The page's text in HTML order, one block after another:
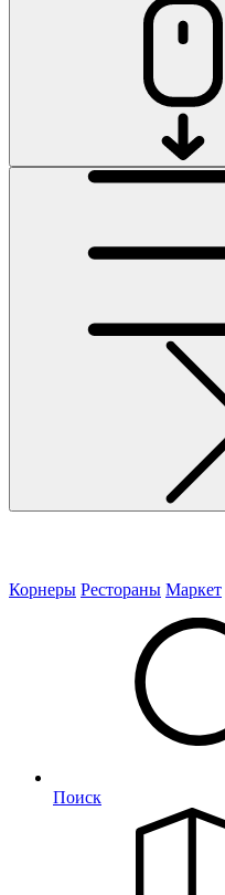
Корнеры Рестораны Маркет
Поиск